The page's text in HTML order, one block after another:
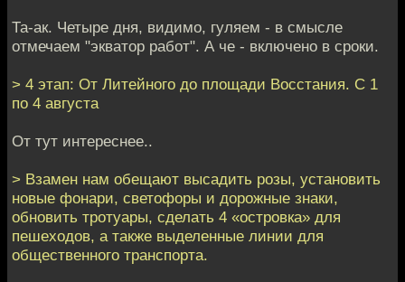
Та-ак. Четыре дня, видимо, гуляем - в смысле
отмечаем "экватор работ". А че - включено в сроки.
> 4 этап: От Литейного до площади Восстания. С 1
по 4 августа
От тут интереснее..
> Взамен нам обещают высадить розы, установить
новые фонари, светофоры и дорожные знаки,
обновить тротуары, сделать 4 «островка» для
пешеходов, а также выделенные линии для
общественного транспорта.